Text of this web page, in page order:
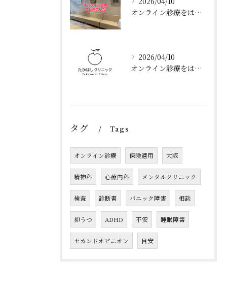
オンライン診療をはじめました
2026/04/10
オンライン診療をはじめました
タグ Tags
オンライン診療 保険適用 大阪
精神科 心療内科 メンタルクリニック
検査 診断書 パニック障害 相談
抑うつ ADHD 不安 睡眠障害
セカンドオピニオン 目安